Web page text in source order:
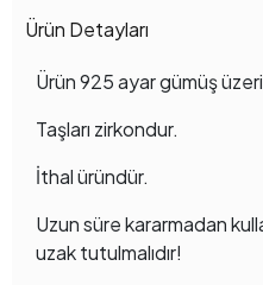
Ürün Detayları
Ürün 925 ayar gümüş üzeri
Taşları zirkondur.
İthal üründür.
Uzun süre kararmadan
uzak tutulmalıdır!